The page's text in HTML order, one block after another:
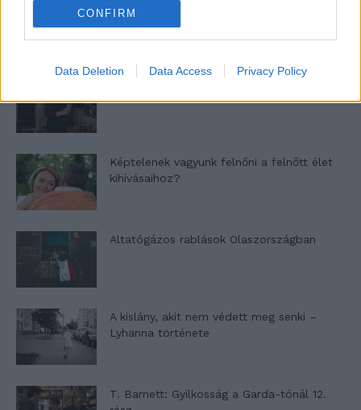
CONFIRM
Data Deletion Data Access Privacy Policy
Nyár, nevetés, anekdoták
Képtelenek vagyunk felnőni a felnőtt élet
kihívásaihoz?
Altatógázos rablások Olaszországban
A kislány, akit nem védett meg senki –
Lyhanna története
T. Barnett: Gyilkosság a Garda-tónál 12.